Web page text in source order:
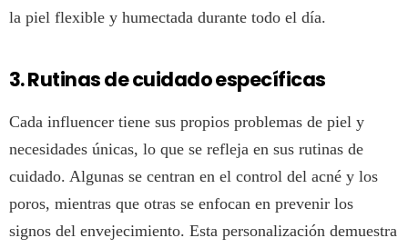
la piel flexible y humectada durante todo el día.
3. Rutinas de cuidado específicas
Cada influencer tiene sus propios problemas de piel y
necesidades únicas, lo que se refleja en sus rutinas de
cuidado. Algunas se centran en el control del acné y los
poros, mientras que otras se enfocan en prevenir los
signos del envejecimiento. Esta personalización demuestra